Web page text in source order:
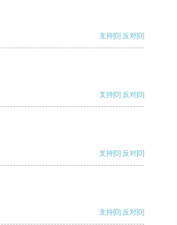
支持[0] 反对[0]
支持[0] 反对[0]
支持[0] 反对[0]
支持[0] 反对[0]